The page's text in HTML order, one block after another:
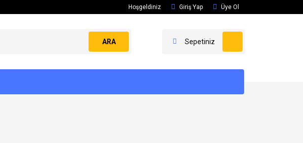
Hoşgeldiniz Giriş Yap Üye Ol
ARA Sepetiniz